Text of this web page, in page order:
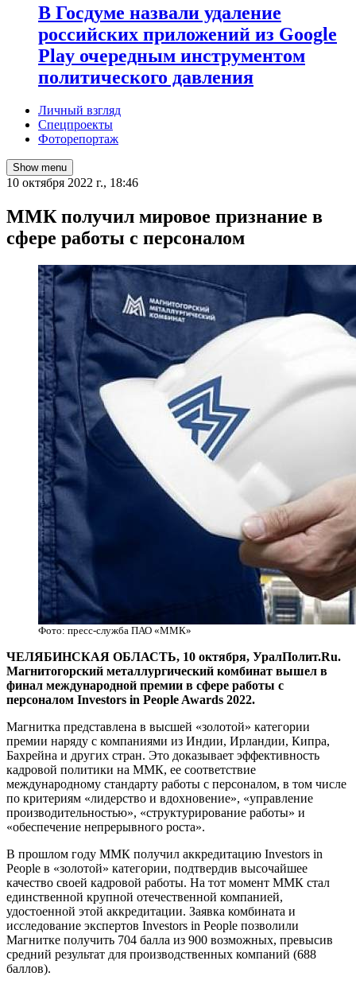
В Госдуме назвали удаление
российских приложений из Google
Play очередным инструментом
политического давления
Личный взгляд
Спецпроекты
Фоторепортаж
Show menu
10 октября 2022 г., 18:46
ММК получил мировое признание в
сфере работы с персоналом
Фото: пресс-служба ПАО «ММК»
ЧЕЛЯБИНСКАЯ ОБЛАСТЬ, 10 октября, УралПолит.Ru.
Магнитогорский металлургический комбинат вышел в
финал международной премии в сфере работы с
персоналом Investors in People Awards 2022.
Магнитка представлена в высшей «золотой» категории
премии наряду с компаниями из Индии, Ирландии, Кипра,
Бахрейна и других стран. Это доказывает эффективность
кадровой политики на ММК, ее соответствие
международному стандарту работы с персоналом, в том числе
по критериям «лидерство и вдохновение», «управление
производительностью», «структурирование работы» и
«обеспечение непрерывного роста».
В прошлом году ММК получил аккредитацию Investors in
People в «золотой» категории, подтвердив высочайшее
качество своей кадровой работы. На тот момент ММК стал
единственной крупной отечественной компанией,
удостоенной этой аккредитации. Заявка комбината и
исследование экспертов Investors in People позволили
Магнитке получить 704 балла из 900 возможных, превысив
средний результат для производственных компаний (688
баллов).